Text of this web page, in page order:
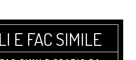
E FAC SIMILE